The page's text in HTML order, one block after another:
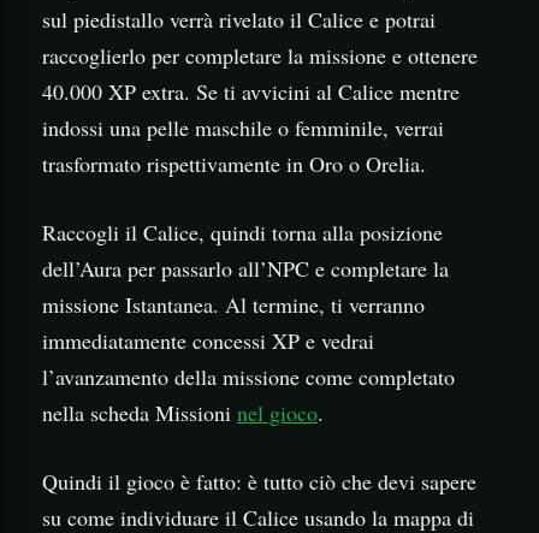
sul piedistallo verrà rivelato il Calice e potrai
raccoglierlo per completare la missione e ottenere
40.000 XP extra. Se ti avvicini al Calice mentre
indossi una pelle maschile o femminile, verrai
trasformato rispettivamente in Oro o Orelia.
Raccogli il Calice, quindi torna alla posizione
dell’Aura per passarlo all’NPC e completare la
missione Istantanea. Al termine, ti verranno
immediatamente concessi XP e vedrai
l’avanzamento della missione come completato
nella scheda Missioni nel gioco.
Quindi il gioco è fatto: è tutto ciò che devi sapere
su come individuare il Calice usando la mappa di